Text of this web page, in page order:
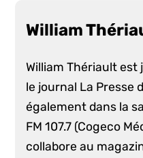
William
William Thériault
le journal La Presse
également dans la
FM 107.7 (Cogeco
collabore au